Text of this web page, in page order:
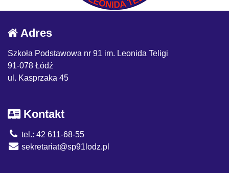
Adres
Szkoła Podstawowa nr 91 im. Leonida Teligi
91-078 Łódź
ul. Kasprzaka 45
Kontakt
tel.: 42 611-68-55
sekretariat@sp91lodz.pl